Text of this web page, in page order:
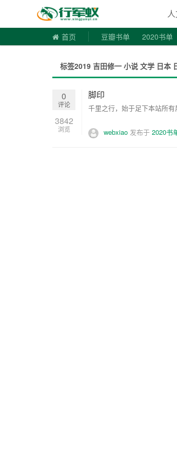
寻
首页 豆瓣书单 2020书单
标签2019 吉田修一 小说 文学 日本
0
评论
3842
浏览
脚印
千里之行，始于足下本站所
webxiao 发布于 2020书